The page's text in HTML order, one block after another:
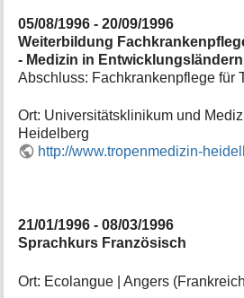
05/08/1996 - 20/09/1996
Weiterbildung
- Medizin in Entwicklungsländern
Abschluss: Fachkrankenpflege für
Ort: Universitätsklinikum und
Heidelberg
http://www.tropenmedizin-
21/01/1996 - 08/03/1996
Sprachkurs Französisch
Ort: Ecolangue | Angers